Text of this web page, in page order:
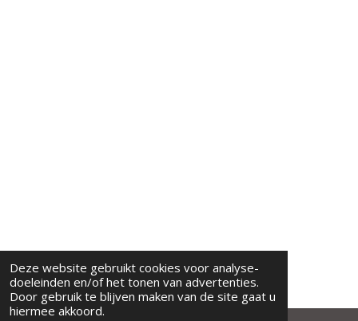
Deze website gebruikt cookies voor analyse-
doeleinden en/of het tonen van advertenties.
Door gebruik te blijven maken van de site gaat u
hiermee akkoord.